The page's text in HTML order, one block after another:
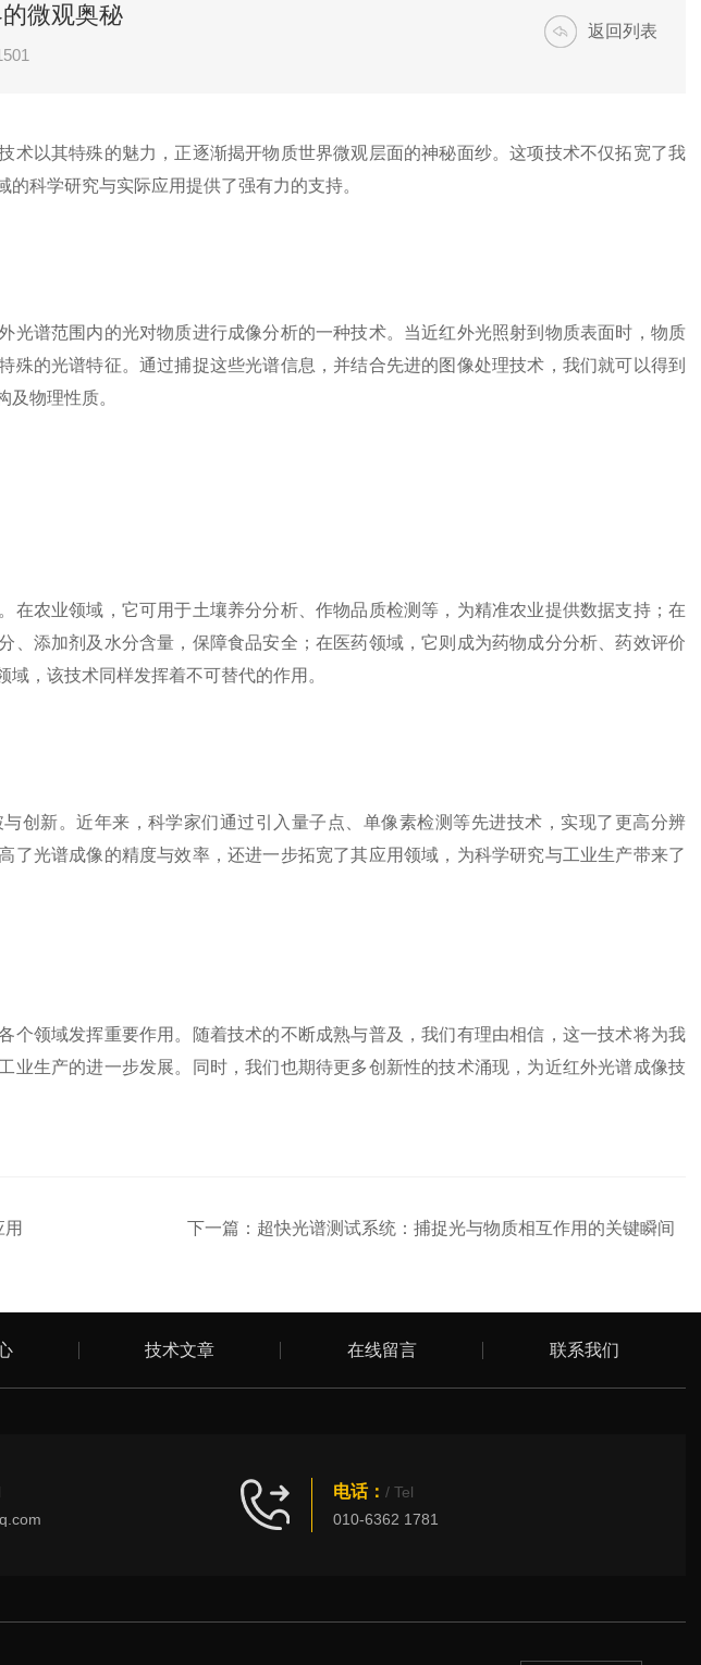
微观奥秘
返回列表
以其特殊的魅力，正逐渐揭开物质世界微观层面的神秘面纱。这项技术不仅拓宽了我
科学研究与实际应用提供了强有力的支持。
光谱范围内的光对物质进行成像分析的一种技术。当近红外光照射到物质表面时，物质
殊的光谱特征。通过捕捉这些光谱信息，并结合先进的图像处理技术，我们就可以得到
物理性质。
农业领域，它可用于土壤养分分析、作物品质检测等，为精准农业提供数据支持；在
、添加剂及水分含量，保障食品安全；在医药领域，它则成为药物成分分析、药效评价
，该技术同样发挥着不可替代的作用。
新。近年来，科学家们通过引入量子点、单像素检测等先进技术，实现了更高分辨
了光谱成像的精度与效率，还进一步拓宽了其应用领域，为科学研究与工业生产带来了
领域发挥重要作用。随着技术的不断成熟与普及，我们有理由相信，这一技术将为我
业生产的进一步发展。同时，我们也期待更多创新性的技术涌现，为近红外光谱成像技
下一篇： 超快光谱测试系统：捕捉光与物质相互作用的关键瞬间
技术文章 在线留言 联系我们
电话： / Tel
010-6362 1781